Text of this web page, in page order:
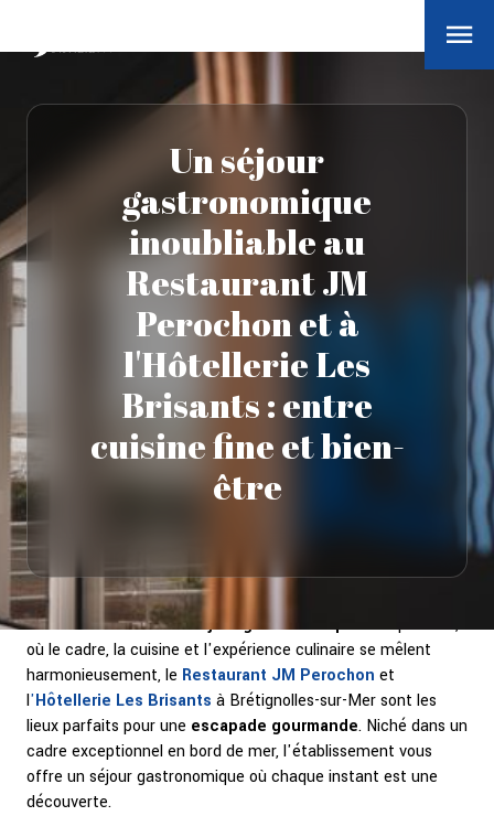
Un séjour
gastronomique
inoubliable au
Restaurant JM
Perochon et à
l'Hôtellerie Les
Brisants : entre
cuisine fine et bien-
être
Si vous recherchez unséjour gastronomiqueexceptionnel,
où le cadre, la cuisine et l'expérience culinaire se mêlent
harmonieusement, le Restaurant JM Perochon et
l'Hôtellerie Les Brisants à Brétignolles-sur-Mer sont les
lieux parfaits pour une escapade gourmande. Niché dans un
cadre exceptionnel en bord de mer, l'établissement vous
offre un séjour gastronomique où chaque instant est une
découverte.